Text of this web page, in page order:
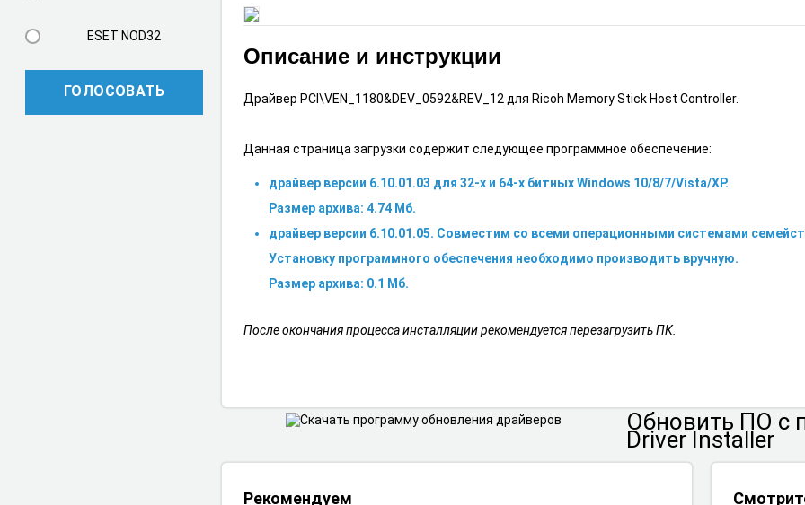
ESET NOD32
ГОЛОСОВАТЬ
Описание и инструкции
Драйвер PCI\VEN_1180&DEV_0592&REV_12 для Ricoh Memory Stick Host Controller.
Данная страница загрузки содержит следующее программное обеспечение:
драйвер версии 6.10.01.03 для 32-х и 64-х битных Windows 10/8/7/Vista/XP.
Размер архива: 4.74 Мб.
драйвер версии 6.10.01.05. Совместим со всеми операционными системами
Установку программного обеспечения необходимо производить вручную.
Размер архива: 0.1 Мб.
После окончания процесса инсталляции рекомендуется перезагрузить ПК.
Обновить ПО с
Driver Installer
Рекомендуем